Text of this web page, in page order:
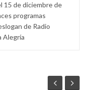
15 de diciembre de
programas
de Radio
Alegría